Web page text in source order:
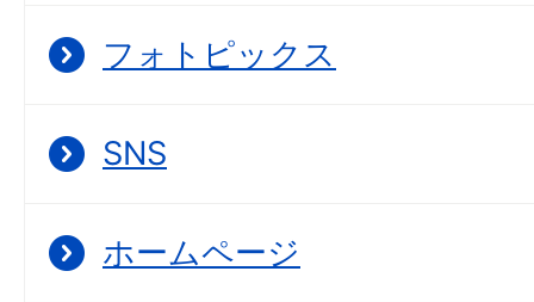
フォトピックス
SNS
ホームページ